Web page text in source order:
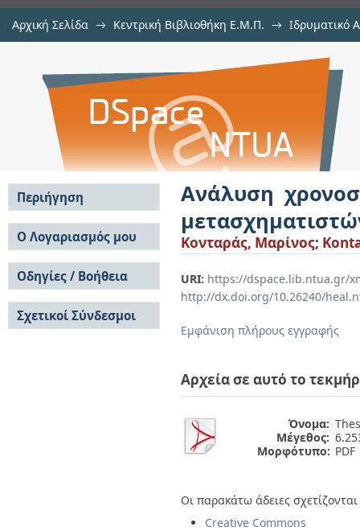
Αρχική Σελίδα → Κεντρική Βιβλιοθήκη Ε.Μ.Π. → Ιδρυματικό
Ανάλυση χρονοσειρών με χρήση
Ανάλυση
Κονταράς, Μαρίνος;
URI: https://dspace.lib.ntua.gr/
http://dx.doi.org/10.26240/
Εμφάνιση πλήρους εγγραφής
Αρχεία σε αυτό το
Όνομα:
Μέγεθος:
Μορφότυπο: PDF
Οι παρακάτω άδειες
Creative Commons
Περιήγηση
Σε όλο το DSpace
Κοινότητες & Συλλογές
Ανά Ημερομηνία
Έκδοσης
Συγγραφείς
Τίτλοι
Θέματα
Ο Λογαριασμός μου
Σύνδεση
Εγγραφή
Οδηγίες / Βοήθεια
Οδηγίες Υποβολής
Οδηγίες Χρήσης ΙΑ
Συχνές Ερωτήσεις
Σχετικοί Σύνδεσμοι